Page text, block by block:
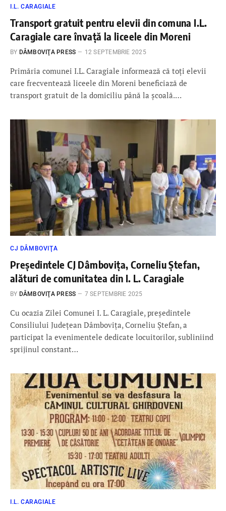
I.L. CARAGIALE
Transport gratuit pentru elevii din comuna I.L.
Caragiale care învață la liceele din Moreni
BY DÂMBOVIŢA PRESS 12 SEPTEMBRIE 2025
Primăria comunei I.L. Caragiale informează că toți elevii
care frecventează liceele din Moreni beneficiază de
transport gratuit de la domiciliu până la școală.…
CJ DÂMBOVIŢA
Președintele CJ Dâmbovița, Corneliu Ștefan,
alături de comunitatea din I. L. Caragiale
BY DÂMBOVIŢA PRESS 7 SEPTEMBRIE 2025
Cu ocazia Zilei Comunei I. L. Caragiale, președintele
Consiliului Județean Dâmbovița, Corneliu Ștefan, a
participat la evenimentele dedicate locuitorilor, subliniind
sprijinul constant…
I.L. CARAGIALE